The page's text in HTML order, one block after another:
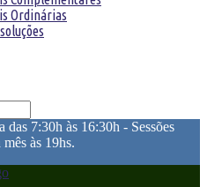
Ordinárias
das 7:30h às 16:30h - Sessões
às 19hs.